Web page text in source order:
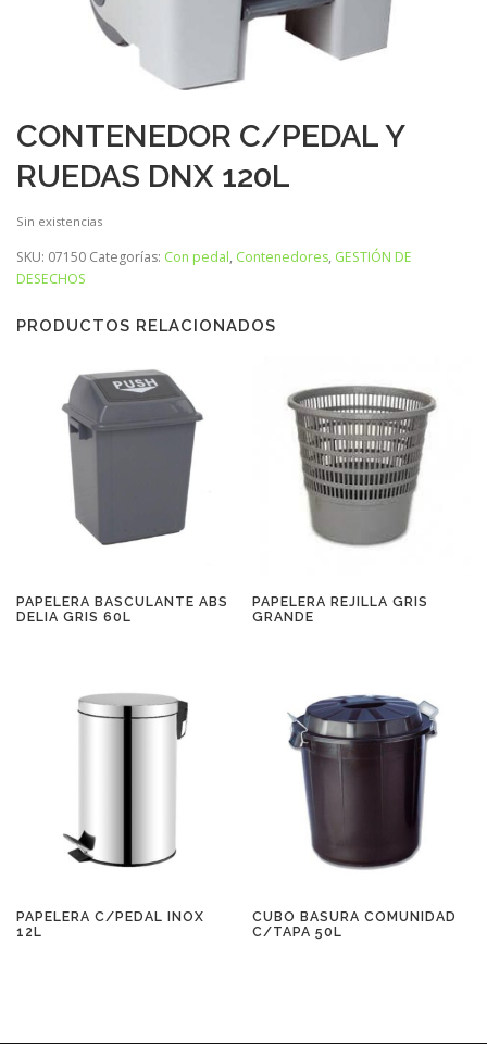
CONTENEDOR C/PEDAL Y
RUEDAS DNX 120L
Sin existencias
SKU: 07150 Categorías: Con pedal, Contenedores, GESTIÓN DE
DESECHOS
PRODUCTOS RELACIONADOS
PAPELERA BASCULANTE ABS
DELIA GRIS 60L
PAPELERA REJILLA GRIS
GRANDE
PAPELERA C/PEDAL INOX
12L
CUBO BASURA COMUNIDAD
C/TAPA 50L